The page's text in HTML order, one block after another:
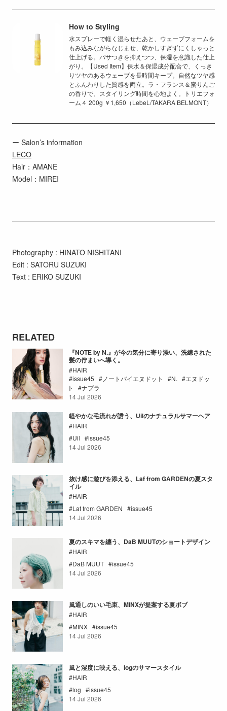
How to Styling
水スプレーで軽く湿らせたあと、ウェーブフォームを
もみ込みながらなじませ、乾かしすぎずにくしゃっと
仕上げる。パサつきを抑えつつ、保湿を意識した仕上
がり。【Used Item】保水＆保湿成分配合で、くっき
りツヤのあるウェーブを長時間キープ。自然なツヤ感
とふんわりした質感を両立。ラ・フランス＆蜜りんご
の香りで、スタイリング時間を心地よく。トリエフォ
ーム４ 200g ￥1,650（LebeL/TAKARA BELMONT）
ー Salon’s information
LECO
Hair：AMANE
Model：MIREI
Photography : HINATO NISHITANI
Edit : SATORU SUZUKI
Text : ERIKO SUZUKI
RELATED
『NOTE by N.』が今の気分に寄り添い、洗練された
髪の佇まいへ導く。
HAIR
issue45
ノートバイエヌドット N.
エヌドッ
ト
ナプラ
14 Jul 2026
軽やかな毛流れが誘う、Uilのナチュラルサマーヘア
HAIR
Uil
issue45
14 Jul 2026
抜け感に遊びを添える、Laf from GARDENの夏スタ
イル
HAIR
Laf from GARDEN
issue45
14 Jul 2026
夏のスキマを纏う、DaB MUUTのショートデザイン
HAIR
DaB MUUT
issue45
14 Jul 2026
風通しのいい毛束、MINXが提案する夏ボブ
HAIR
MINX
issue45
14 Jul 2026
風と湿度に映える、logのサマースタイル
HAIR
log
issue45
14 Jul 2026